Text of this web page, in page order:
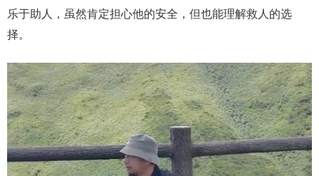
乐于助人，虽然肯定担心他的安全，但也能理解救人的选
择。